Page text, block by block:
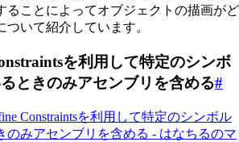
ることによってオブジェクトの描画がど
いて紹介しています。
を利用して特定のシンボ
ときのみアセンブリを含める#
Constraintsを利用して特定のシンボル
のみアセンブリを含める - はなちるのマ